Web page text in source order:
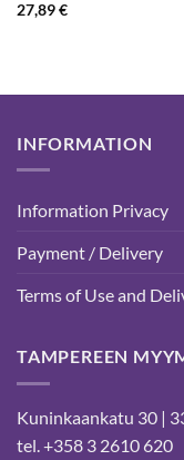
27,89€
INFORMATION
Information Privacy
Payment / Delivery
Terms of Use and
TAMPEREEN
Kuninkaankatu 30 |
tel. +358 3 2610 620